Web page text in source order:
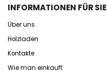
INFORMATIONEN FÜR SIE
Über uns
Holzladen
Kontakte
Wie man einkauft